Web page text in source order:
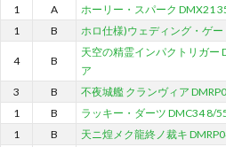
1
A ホーリー・スパーク DMX21
1
B ホロ仕様)ウェディング・ゲ
4 B
天空の精霊インパクトリガー
ア
3 B 不夜城艦 クランヴィア
1
B ラッキー・ダーツ DMC34 8/
1
B 天ニ煌メク龍終ノ裁キ